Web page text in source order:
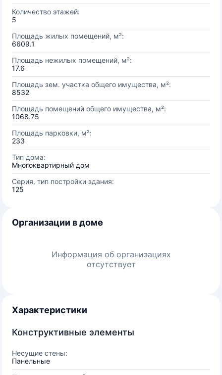
Количество этажей:
5
Площадь жилых помещений, м²:
6609.1
Площадь нежилых помещений, м²:
17.6
Площадь зем. участка общего имущества, м²:
8532
Площадь помещений общего имущества, м²:
1068.75
Площадь парковки, м²:
233
Тип дома:
Многоквартирный дом
Серия, тип постройки здания:
125
Организации в доме
Информация об организациях
отсутствует
Характеристики
Конструктивные элементы
Несущие стены:
Панельные